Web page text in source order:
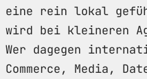
eine rein lokal
wird bei kleineren
Wer dagegen
Commerce, Media,